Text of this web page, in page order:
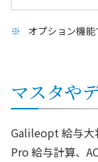
オプション機能
マスタや
Galileopt 給与大
Pro 給与計算、